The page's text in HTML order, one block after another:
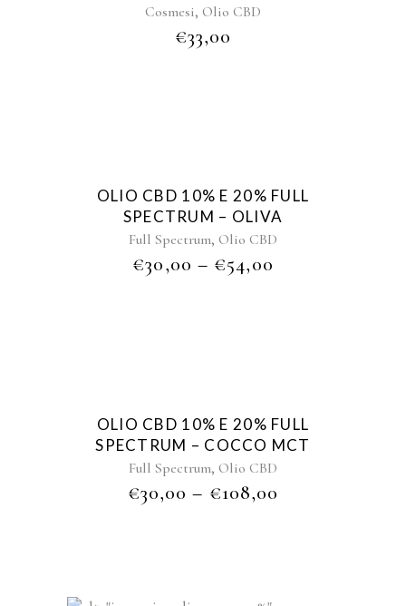
Cosmesi, Olio CBD
€33,00
Sold
OLIO CBD 10% E 20% FULL
SPECTRUM – OLIVA
Full Spectrum, Olio CBD
€30,00 – €54,00
Sold
OLIO CBD 10% E 20% FULL
SPECTRUM – COCCO MCT
Full Spectrum, Olio CBD
€30,00 – €108,00